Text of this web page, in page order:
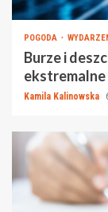
POGODA
Burze i
Kamila Kalinowska